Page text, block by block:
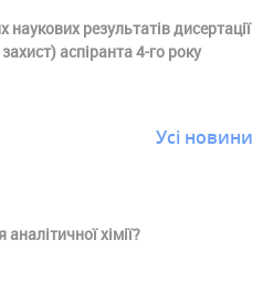
наукових результатів дисертації
аспіранта 4-го року
Усі новини
хімії?